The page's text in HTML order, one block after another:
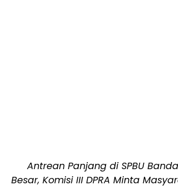
Antrean Panjang di SPBU
Besar, Komisi III DPRA Minta